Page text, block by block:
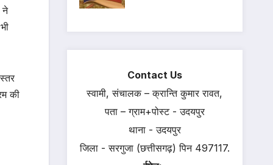
ने
की
Contact Us
स्वामी, संचालक – क्रान्ति कुमार रावत,
पता – ग्राम+पोस्ट - उदयपुर
थाना - उदयपुर
जिला - सरगुजा (छत्तीसगढ़) पिन 497117.